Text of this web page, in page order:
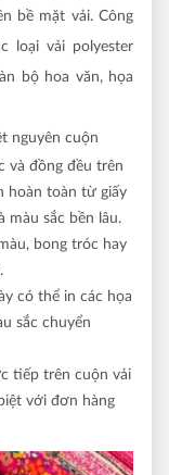
bề mặt vải. Công
loại vải polyester
bộ hoa văn, họa
nguyên cuộn
và đồng đều trên
hoàn toàn từ giấy
màu sắc bền lâu.
bong tróc hay
có thể in các họa
sắc chuyển
tiếp trên cuộn vải
với đơn hàng